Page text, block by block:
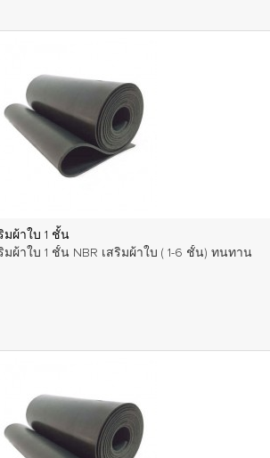
มผ้าใบ 1 ชั้น
ผ้าใบ 1 ชั้น NBR เสริมผ้าใบ ( 1-6 ชั้น) ทนทาน